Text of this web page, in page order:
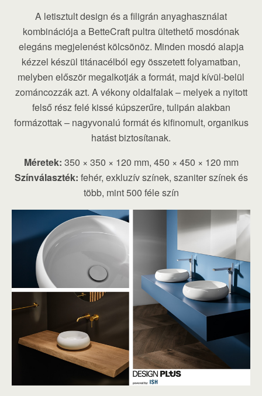
A letisztult design és a filigrán anyaghasználat
kombinációja a BetteCraft pultra ültethető mosdónak
elegáns megjelenést kölcsönöz. Minden mosdó alapja
kézzel készül titánacélból egy összetett folyamatban,
melyben először megalkotják a formát, majd kívül-belül
zománcozzák azt. A vékony oldalfalak – melyek a nyitott
felső rész felé kissé kúpszerűre, tulipán alakban
formázottak – nagyvonalú formát és kifinomult, organikus
hatást biztosítanak.
Méretek: 350 × 350 × 120 mm, 450 × 450 × 120 mm
Színválaszték: fehér, exkluzív színek, szaniter színek és
több, mint 500 féle szín